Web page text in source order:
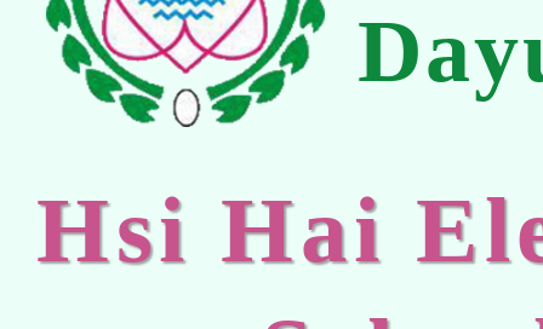
Hsi Hai